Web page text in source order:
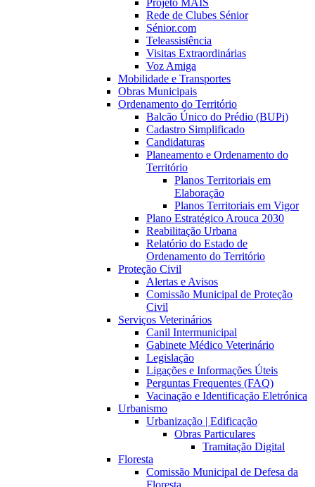
Rede de Clubes Sénior
Sénior.com
Teleassistência
Visitas Extraordinárias
Voz Amiga
Mobilidade e Transportes
Obras Municipais
Ordenamento do Território
Balcão Único do Prédio (BUPi)
Cadastro Simplificado
Candidaturas
Planeamento e Ordenamento do
Território
Planos Territoriais em
Elaboração
Planos Territoriais em Vigor
Plano Estratégico Arouca 2030
Reabilitação Urbana
Relatório do Estado de
Ordenamento do Território
Proteção Civil
Alertas e Avisos
Comissão Municipal de Proteção
Civil
Serviços Veterinários
Canil Intermunicipal
Gabinete Médico Veterinário
Legislação
Ligações e Informações Úteis
Perguntas Frequentes (FAQ)
Vacinação e Identificação Eletrónica
Urbanismo
Urbanização | Edificação
Obras Particulares
Tramitação Digital
Floresta
Comissão Municipal de Defesa da
Floresta